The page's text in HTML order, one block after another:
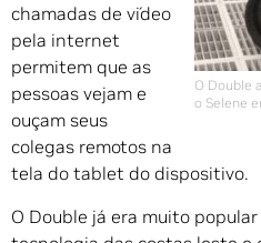
O Double
o Selene
chamadas de vídeo
pela internet
permitem que as
pessoas vejam e
ouçam seus
colegas remotos na
tela do tablet do dispositivo.
O Double já era muito